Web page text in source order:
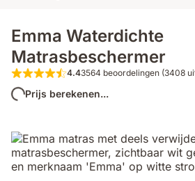
Emma Waterdichte
Matrasbeschermer
4.4 van de 5
4.43564 beoordelingen (3408
Prijs berekenen...